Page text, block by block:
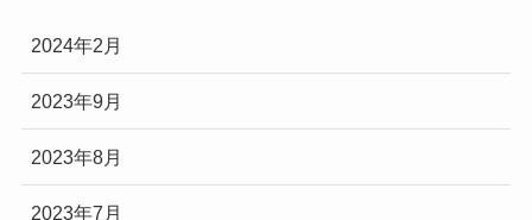
2024年2月
2023年9月
2023年8月
2023年7月